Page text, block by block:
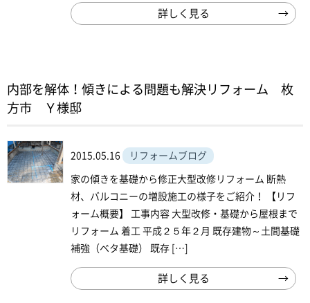
詳しく見る
内部を解体！傾きによる問題も解決リフォーム 枚
方市 Ｙ様邸
2015.05.16 リフォームブログ
家の傾きを基礎から修正大型改修リフォーム 断熱
材、バルコニーの増設施工の様子をご紹介！ 【リフ
ォーム概要】 工事内容 大型改修・基礎から屋根まで
リフォーム 着工 平成２５年２月 既存建物～土間基礎
補強（ベタ基礎） 既存 […]
詳しく見る